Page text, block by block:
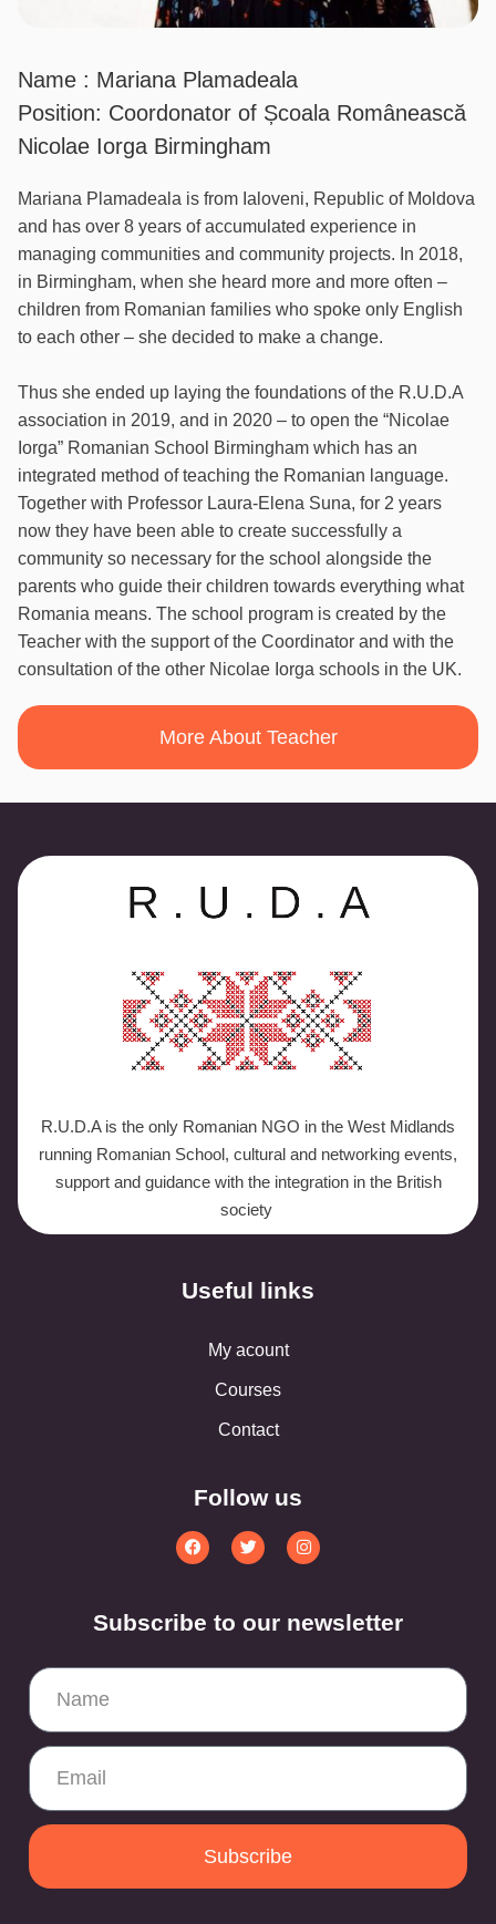
Name : Mariana Plamadeala
Position: Coordonator of Școala Românească
Nicolae Iorga Birmingham
Mariana Plamadeala is from Ialoveni, Republic of Moldova
and has over 8 years of accumulated experience in
managing communities and community projects. In 2018,
in Birmingham, when she heard more and more often –
children from Romanian families who spoke only English
to each other – she decided to make a change.
Thus she ended up laying the foundations of the R.U.D.A
association in 2019, and in 2020 – to open the “Nicolae
Iorga” Romanian School Birmingham which has an
integrated method of teaching the Romanian language.
Together with Professor Laura-Elena Suna, for 2 years
now they have been able to create successfully a
community so necessary for the school alongside the
parents who guide their children towards everything what
Romania means. The school program is created by the
Teacher with the support of the Coordinator and with the
consultation of the other Nicolae Iorga schools in the UK.
More About Teacher
R.U.D.A is the only Romanian NGO in the West Midlands
running Romanian School, cultural and networking events,
support and guidance with the integration in the British
society
Useful links
My acount
Courses
Contact
Follow us
Subscribe to our newsletter
Subscribe